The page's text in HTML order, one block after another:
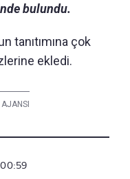
bulundu.
tanıtımına çok
ekledi.